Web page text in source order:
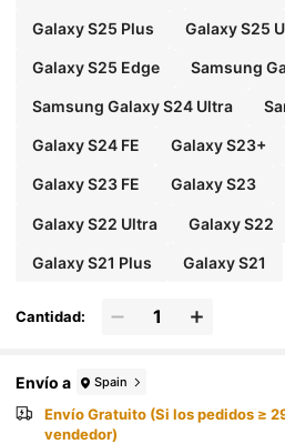
Galaxy S25 Plus Galaxy S25
Galaxy S25 Edge Samsung
Samsung Galaxy S24 Ultra
Galaxy S24 FE Galaxy S23+
Galaxy S23 FE Galaxy S23
Galaxy S22 Ultra Galaxy S22
Galaxy S21 Plus Galaxy S21
Cantidad:
Envío a Spain
Envío Gratuito (Si los pedidos ≥
vendedor)